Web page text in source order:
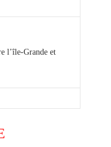
l’île-Grande et